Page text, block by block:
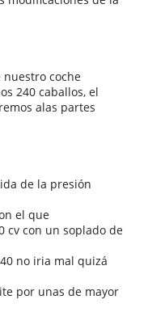
nuestro coche
240 caballos, el
alas partes
de la presión
el que
cv con un soplado de
no iria mal quizá
por unas de mayor